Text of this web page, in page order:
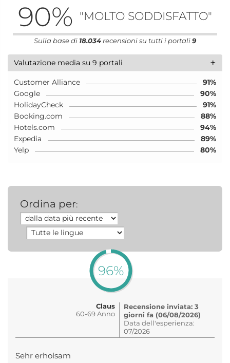
90% "MOLTO SODDISFATTO"
Sulla base di 18.034 recensioni su tutti i portali9
+
Valutazione media su 9 portali
Customer Alliance
91%
Google
90%
HolidayCheck
91%
Booking.com
88%
Hotels.com
94%
Expedia
89%
Yelp
80%
Ordina per:
96%
Claus
60-69 Anno
Recensione inviata: 3
giorni fa (06/08/2026)
Data dell'esperienza:
07/2026
Sehr erholsam